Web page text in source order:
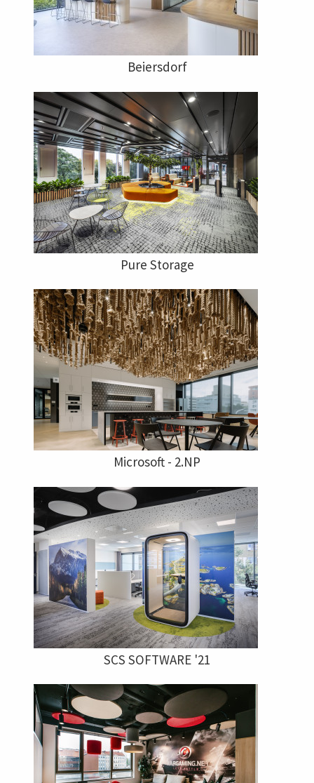
Beiersdorf
Pure Storage
Microsoft - 2.NP
SCS SOFTWARE '21